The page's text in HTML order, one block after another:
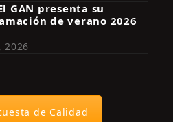
GAN presenta su
de verano 2026
2026
de Calidad